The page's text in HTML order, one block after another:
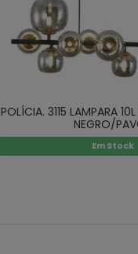
POLÍCIA. 3115 LAMPARA
NEGRO/
Em Stock